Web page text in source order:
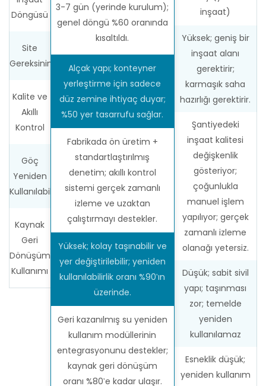
Döngüsü
Site
Gereksinimleri
Kalite ve
Akıllı
Kontrol
Göç
Yeniden
Kullanılabilirlik
Kaynak
Geri
Dönüşümü
Kullanımı
3-7 gün (yerinde kurulum);
genel döngü %60 oranında
kısaltıldı.
Alçak yapı; konteyner
yerleştirme için sadece
düz zemine ihtiyaç duyar;
%50 yer tasarrufu sağlar.
Fabrikada ön üretim +
standartlaştırılmış
denetim; akıllı kontrol
sistemi gerçek zamanlı
izleme ve uzaktan
çalıştırmayı destekler.
Yüksek; kolay taşınabilir ve
yer değiştirilebilir; yeniden
kullanılabilirlik oranı %90'ın
üzerinde.
Geri kazanılmış su yeniden
kullanım modüllerinin
entegrasyonunu destekler;
kaynak geri dönüşüm
oranı %80'e kadar ulaşır.
inşaat)
Yüksek; geniş bir
inşaat alanı
gerektirir;
karmaşık saha
hazırlığı gerektirir.
Şantiyedeki
inşaat kalitesi
değişkenlik
gösteriyor;
çoğunlukla
manuel işlem
yapılıyor; gerçek
zamanlı izleme
olanağı yetersiz.
Düşük; sabit sivil
yapı; taşınması
zor; temelde
yeniden
kullanılamaz
Esneklik düşük;
yeniden kullanım